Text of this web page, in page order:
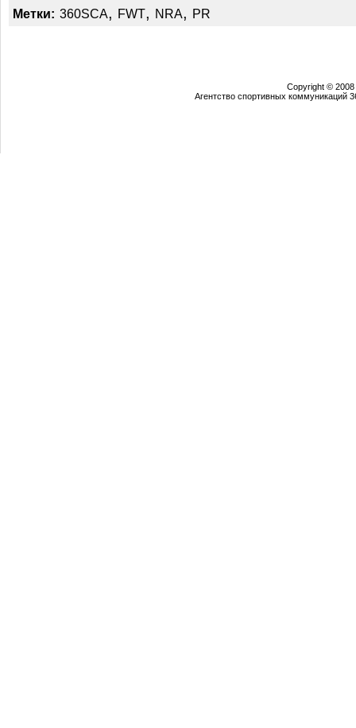
Метки: 360SCA, FWT, NRA, PR
Copyright © 2008
Агентство спортивных коммуникаций